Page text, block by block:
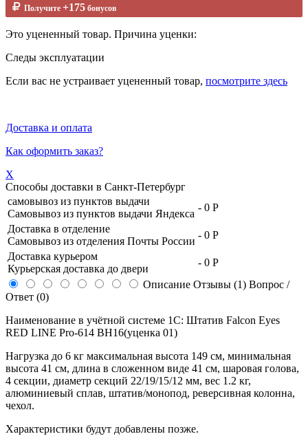
Получите +175 бонусов
Это уцененный товар. Причина уценки:
Следы эксплуатации
Если вас не устраивает уцененный товар, посмотрите здесь
Доставка и оплата
Как оформить заказ?
X
Способы доставки в Санкт-Петербург
самовывоз из пунктов выдачи
Самовывоз из пунктов выдачи Яндекса
- 0 Р
Доставка в отделение
Самовывоз из отделения Почты России
- 0 Р
Доставка курьером
Курьерская доставка до двери
- 0 Р
Описание Отзывы (1) Вопрос /
Ответ (0)
Наименование в учётной системе 1С: Штатив Falcon Eyes
RED LINE Pro-614 BH16(уценка 01)
Нагрузка до 6 кг максимальная высота 149 см, минимальная
высота 41 см, длина в сложенном виде 41 см, шаровая голова,
4 секции, диаметр секций 22/19/15/12 мм, вес 1.2 кг,
алюминиевый сплав, штатив/монопод, реверсивная колонна,
чехол.
Характеристики будут добавлены позже.